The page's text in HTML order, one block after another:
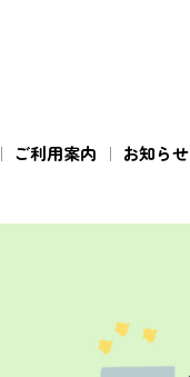
ご利用案内 お知らせ